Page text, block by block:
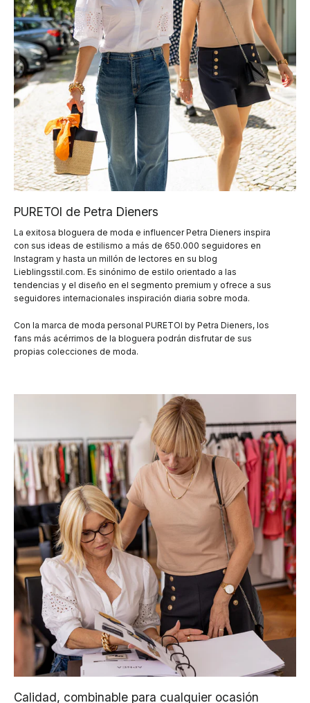
PURETOI de Petra Dieners
La exitosa bloguera de moda e influencer Petra Dieners inspira
con sus ideas de estilismo a más de 650.000 seguidores en
Instagram y hasta un millón de lectores en su blog
Lieblingsstil.com. Es sinónimo de estilo orientado a las
tendencias y el diseño en el segmento premium y ofrece a sus
seguidores internacionales inspiración diaria sobre moda.
Con la marca de moda personal PURETOI by Petra Dieners, los
fans más acérrimos de la bloguera podrán disfrutar de sus
propias colecciones de moda.
Calidad, combinable para cualquier ocasión